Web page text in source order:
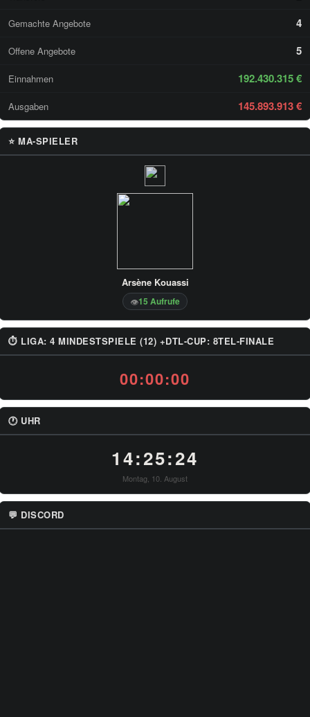
Gemachte Angebote 4
Offene Angebote 5
Einnahmen 192.430.315 €
Ausgaben 145.893.913 €
⭐ MA-SPIELER
Arsène Kouassi
👁15 Aufrufe
⏱ LIGA: 4 MINDESTSPIELE (12) +DTL-CUP: 8TEL-FINALE
00:00:00
🕐 UHR
14:25:25
Montag, 10. August
💬 DISCORD